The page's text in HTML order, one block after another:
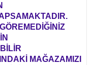
MAĞAZAMIZI